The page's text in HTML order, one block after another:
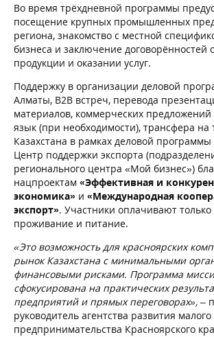
Во время трёхдневной программы
посещение крупных промышленных
региона, знакомство с местной
бизнеса и заключение договорённостей
продукции и оказании услуг.
Поддержку в организации деловой
Алматы, В2В встреч, перевода
материалов, коммерческих
язык (при необходимости), трансфера на
Казахстана в рамках деловой программы
Центр поддержки экспорта
регионального центра «Мой бизнес»)
нацпроектам «Эффективная и
экономика» и «Международная
экспорт». Участники оплачивают только
проживание и питание.
«Это возможность для красноярских
рынок Казахстана с минимальными
финансовыми рисками. Программа
сфокусирована на практических
предприятий и прямых переговорах», –
руководитель агентства развития
предпринимательства Красноярского